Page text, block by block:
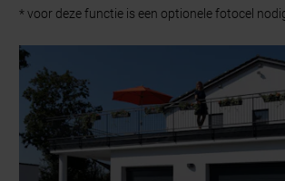
* voor deze functie is een optionele fotocel